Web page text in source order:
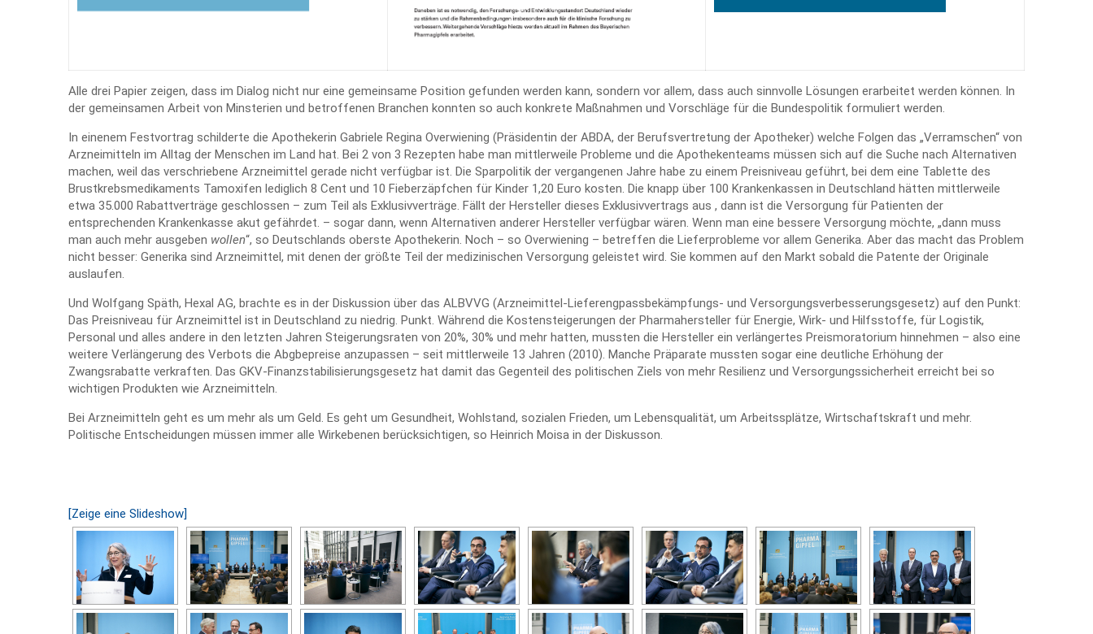
Alle drei Papier zeigen, dass im Dialog nicht nur eine gemeinsame Position gefunden werden kann, sondern vor allem, dass auch sinnvolle Lösungen erarbeitet werden können. In
der gemeinsamen Arbeit von Minsterien und betroffenen Branchen konnten so auch konkrete Maßnahmen und Vorschläge für die Bundespolitik formuliert werden.
In einenem Festvortrag schilderte die Apothekerin Gabriele Regina Overwiening (Präsidentin der ABDA, der Berufsvertretung der Apotheker) welche Folgen das „Verramschen“ von
Arzneimitteln im Alltag der Menschen im Land hat. Bei 2 von 3 Rezepten habe man mittlerweile Probleme und die Apothekenteams müssen sich auf die Suche nach Alternativen
machen, weil das verschriebene Arzneimittel gerade nicht verfügbar ist. Die Sparpolitik der vergangenen Jahre habe zu einem Preisniveau geführt, bei dem eine Tablette des
Brustkrebsmedikaments Tamoxifen lediglich 8 Cent und 10 Fieberzäpfchen für Kinder 1,20 Euro kosten. Die knapp über 100 Krankenkassen in Deutschland hätten mittlerweile
etwa 35.000 Rabattverträge geschlossen – zum Teil als Exklusivverträge. Fällt der Hersteller dieses Exklusivvertrags aus , dann ist die Versorgung für Patienten der
entsprechenden Krankenkasse akut gefährdet. – sogar dann, wenn Alternativen anderer Hersteller verfügbar wären. Wenn man eine bessere Versorgung möchte, „dann muss
man auch mehr ausgeben wollen“, so Deutschlands oberste Apothekerin. Noch – so Overwiening – betreffen die Lieferprobleme vor allem Generika. Aber das macht das Problem
nicht besser: Generika sind Arzneimittel, mit denen der größte Teil der medizinischen Versorgung geleistet wird. Sie kommen auf den Markt sobald die Patente der Originale
auslaufen.
Und Wolfgang Späth, Hexal AG, brachte es in der Diskussion über das ALBVVG (Arzneimittel-Lieferengpassbekämpfungs- und Versorgungsverbesserungsgesetz) auf den Punkt:
Das Preisniveau für Arzneimittel ist in Deutschland zu niedrig. Punkt. Während die Kostensteigerungen der Pharmahersteller für Energie, Wirk- und Hilfsstoffe, für Logistik,
Personal und alles andere in den letzten Jahren Steigerungsraten von 20%, 30% und mehr hatten, mussten die Hersteller ein verlängertes Preismoratorium hinnehmen – also eine
weitere Verlängerung des Verbots die Abgbepreise anzupassen – seit mittlerweile 13 Jahren (2010). Manche Präparate mussten sogar eine deutliche Erhöhung der
Zwangsrabatte verkraften. Das GKV-Finanzstabilisierungsgesetz hat damit das Gegenteil des politischen Ziels von mehr Resilienz und Versorgungssicherheit erreicht bei so
wichtigen Produkten wie Arzneimitteln.
Bei Arzneimitteln geht es um mehr als um Geld. Es geht um Gesundheit, Wohlstand, sozialen Frieden, um Lebensqualität, um Arbeitssplätze, Wirtschaftskraft und mehr.
Politische Entscheidungen müssen immer alle Wirkebenen berücksichtigen, so Heinrich Moisa in der Diskusson.
[Zeige eine Slideshow]